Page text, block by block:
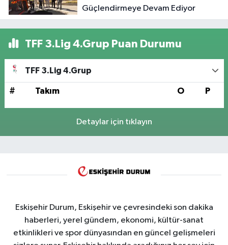
Güçlendirmeye Devam Ediyor
TFF 3.Lig 4.Grup Puan Durumu
TFF 3.Lig 4.Grup
# Takım O P
Detaylar için tıklayın
Eskişehir Durum, Eskişehir ve çevresindeki son dakika
haberleri, yerel gündem, ekonomi, kültür-sanat
etkinlikleri ve spor dünyasından en güncel gelişmeleri